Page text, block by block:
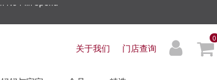
关于我们 门店查询
0